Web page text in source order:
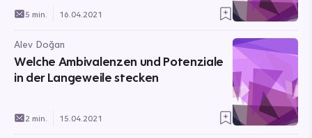
5 min. 16.04.2021
Alev Doğan
Welche Ambivalenzen und Potenziale
in der Langeweile stecken
2 min. 15.04.2021